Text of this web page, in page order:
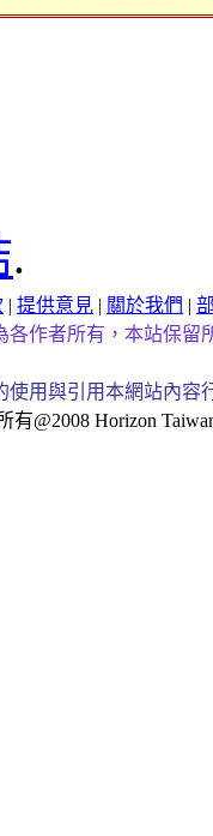
.
| 提供意見 | 關於我們 |
各作者所有，本站保留
使用與引用本網站內
有@2008 Horizon